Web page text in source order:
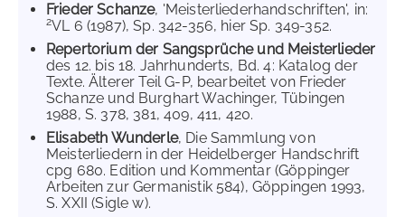
Frieder Schanze, 'Meisterliederhandschriften', in:
2VL 6 (1987), Sp. 342-356, hier Sp. 349-352.
Repertorium der Sangsprüche und Meisterlieder
des 12. bis 18. Jahrhunderts, Bd. 4: Katalog der
Texte. Älterer Teil G-P, bearbeitet von Frieder
Schanze und Burghart Wachinger, Tübingen
1988, S. 378, 381, 409, 411, 420.
Elisabeth Wunderle, Die Sammlung von
Meisterliedern in der Heidelberger Handschrift
cpg 680. Edition und Kommentar (Göppinger
Arbeiten zur Germanistik 584), Göppingen 1993,
S. XXII (Sigle w).